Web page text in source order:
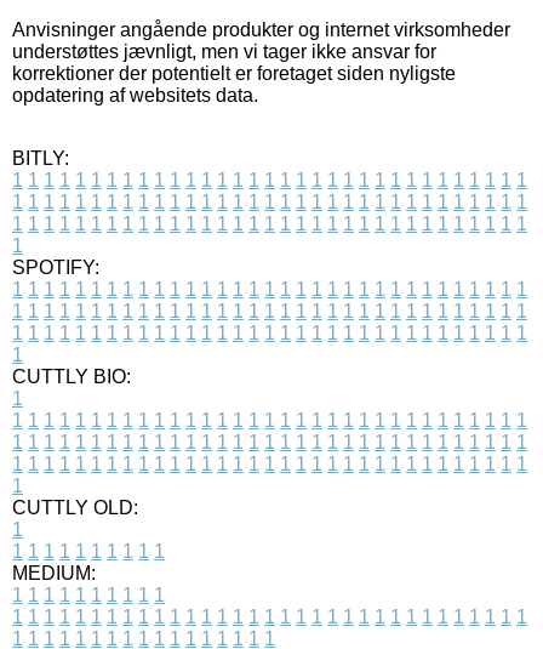
Anvisninger angående produkter og internet virksomheder
understøttes jævnligt, men vi tager ikke ansvar for
korrektioner der potentielt er foretaget siden nyligste
opdatering af websitets data.
BITLY:
1 1 1 1 1 1 1 1 1 1 1 1 1 1 1 1 1 1 1 1 1 1 1 1 1 1 1 1 1 1 1 1 1
1 1 1 1 1 1 1 1 1 1 1 1 1 1 1 1 1 1 1 1 1 1 1 1 1 1 1 1 1 1 1 1 1
1 1 1 1 1 1 1 1 1 1 1 1 1 1 1 1 1 1 1 1 1 1 1 1 1 1 1 1 1 1 1 1 1
1
SPOTIFY:
1 1 1 1 1 1 1 1 1 1 1 1 1 1 1 1 1 1 1 1 1 1 1 1 1 1 1 1 1 1 1 1 1
1 1 1 1 1 1 1 1 1 1 1 1 1 1 1 1 1 1 1 1 1 1 1 1 1 1 1 1 1 1 1 1 1
1 1 1 1 1 1 1 1 1 1 1 1 1 1 1 1 1 1 1 1 1 1 1 1 1 1 1 1 1 1 1 1 1
1
CUTTLY BIO:
1
1 1 1 1 1 1 1 1 1 1 1 1 1 1 1 1 1 1 1 1 1 1 1 1 1 1 1 1 1 1 1 1 1
1 1 1 1 1 1 1 1 1 1 1 1 1 1 1 1 1 1 1 1 1 1 1 1 1 1 1 1 1 1 1 1 1
1 1 1 1 1 1 1 1 1 1 1 1 1 1 1 1 1 1 1 1 1 1 1 1 1 1 1 1 1 1 1 1 1
1
CUTTLY OLD:
1
1 1 1 1 1 1 1 1 1 1
MEDIUM:
1 1 1 1 1 1 1 1 1 1
1 1 1 1 1 1 1 1 1 1 1 1 1 1 1 1 1 1 1 1 1 1 1 1 1 1 1 1 1 1 1 1 1
1 1 1 1 1 1 1 1 1 1 1 1 1 1 1 1 1